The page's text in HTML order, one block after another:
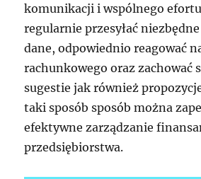
komunikacji i wspólnego
regularnie przesyłać
dane, odpowiednio reagować
rachunkowego oraz zachować
sugestie jak również
taki sposób sposób można
efektywne zarządzanie
przedsiębiorstwa.